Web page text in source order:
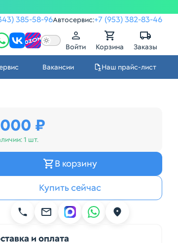
385-58-96Автосервис:+7 (953) 382-83-46
Войти Корзина Заказы
Вакансии Наш прайс-лист
₽
1 шт.
В корзину
Купить сейчас
и оплата